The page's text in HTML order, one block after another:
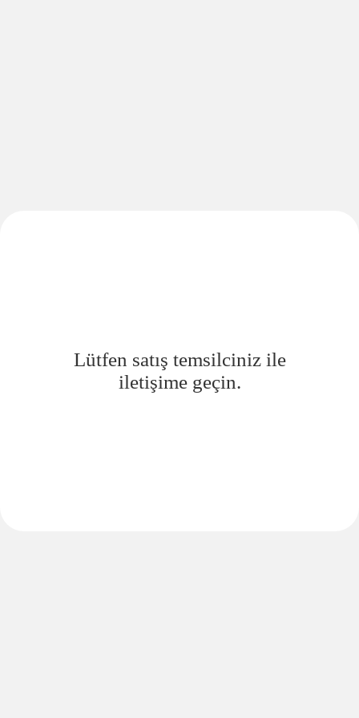
Lütfen satış temsilciniz ile
iletişime geçin.